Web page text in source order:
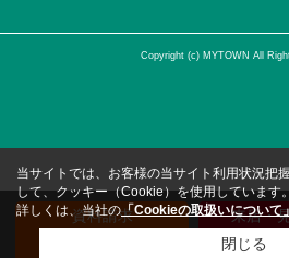
Copyright (c) MYTOWN All
資料請求
来店・
（無
当サイトでは、お客様の当サイト利用状況把
して、クッキー（Cookie）を使用しています
詳しくは、当社の「Cookieの取扱いについて
閉じる